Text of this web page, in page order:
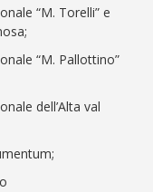
“M. Torelli” e
“M. Pallottino”
dell’Alta val